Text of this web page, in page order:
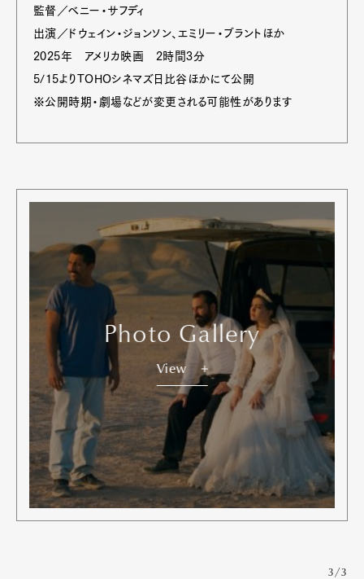
監督／ベニー・サフディ
出演／ドウェイン・ジョンソン、エミリー・ブラントほか
2025年 アメリカ映画 2時間3分
5/15よりTOHOシネマズ日比谷ほかにて公開
※公開時期・劇場などが変更される可能性があります
Photo Gallery
View
3/3